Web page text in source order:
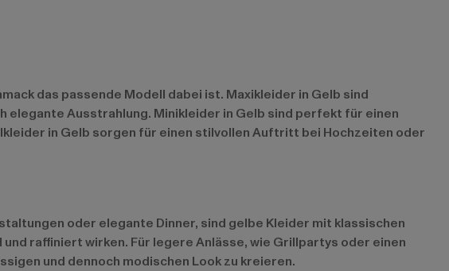
das passende Modell dabei ist. Maxikleider in Gelb sind
Ausstrahlung. Minikleider in Gelb sind perfekt für einen
in Gelb sorgen für einen stilvollen Auftritt bei Hochzeiten oder
oder elegante Dinner, sind gelbe Kleider mit klassischen
raffiniert wirken. Für legere Anlässe, wie Grillpartys oder einen
und dennoch modischen Look zu kreieren.